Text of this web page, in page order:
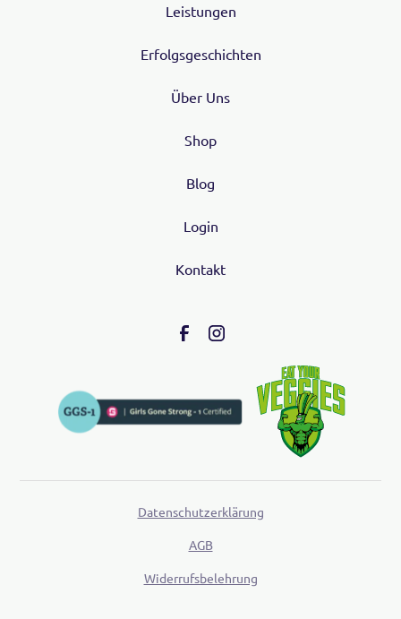
Leistungen
Erfolgsgeschichten
Über Uns
Shop
Blog
Login
Kontakt
Datenschutzerklärung
AGB
Widerrufsbelehrung